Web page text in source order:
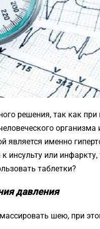
решения, так как при
организма
является именно
инсульту или
таблетки?
давления
шею, при